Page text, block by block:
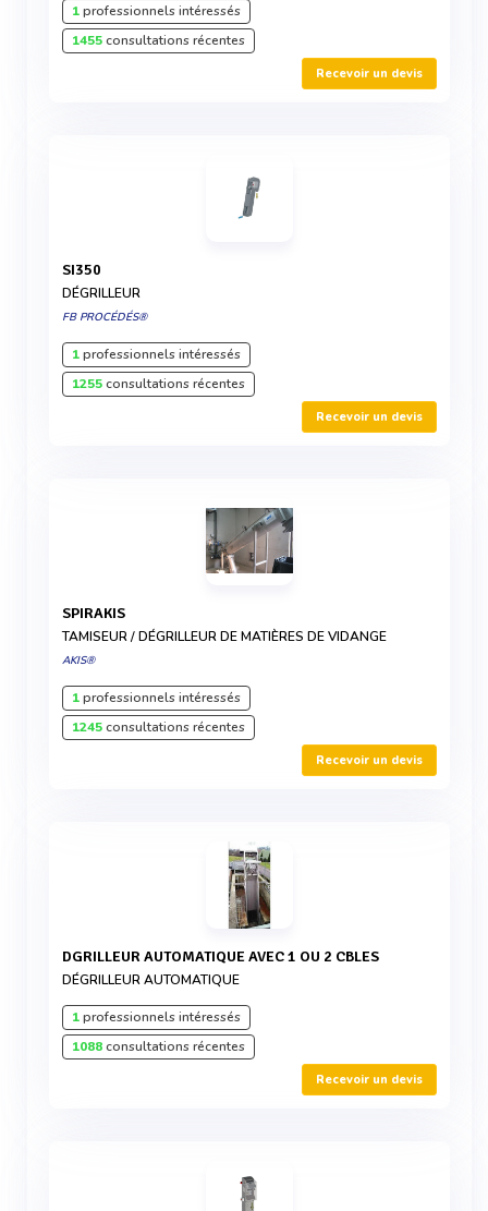
1professionnels intéressés
1455consultations récentes
Recevoir un devis
SI350
DÉGRILLEUR
FB PROCÉDÉS®
1professionnels intéressés
1255consultations récentes
Recevoir un devis
SPIRAKIS
TAMISEUR / DÉGRILLEUR DE MATIÈRES DE VIDANGE
AKIS®
1professionnels intéressés
1245consultations récentes
Recevoir un devis
DGRILLEUR AUTOMATIQUE AVEC 1 OU 2 CBLES
DÉGRILLEUR AUTOMATIQUE
1professionnels intéressés
1088consultations récentes
Recevoir un devis